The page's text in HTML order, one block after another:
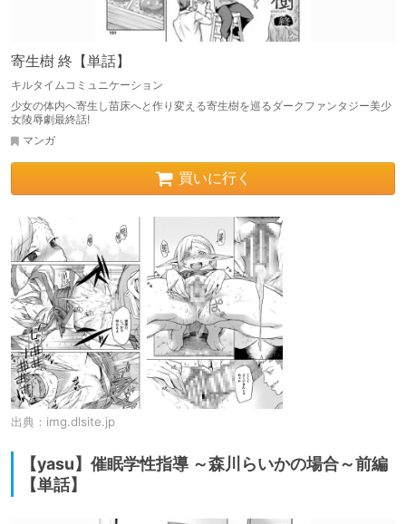
寄生樹 終【単話】
キルタイムコミュニケーション
少女の体内へ寄生し苗床へと作り変える寄生樹を巡るダークファンタジー美少
女陵辱劇最終話!
マンガ
買いに行く
出典： img.dlsite.jp
【yasu】催眠学性指導 ～森川らいかの場合～前編
【単話】